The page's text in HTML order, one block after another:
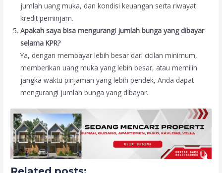
jumlah uang muka, dan kondisi keuangan serta riwayat
kredit peminjam.
Apakah saya bisa mengurangi jumlah bunga yang dibayar
selama KPR?
Ya, dengan membayar lebih besar dari cicilan minimum,
memberikan uang muka yang lebih besar, atau memilih
jangka waktu pinjaman yang lebih pendek, Anda dapat
mengurangi jumlah bunga yang dibayar.